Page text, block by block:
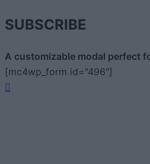
SUBSCRIBE
A customizable modal perfect
[mc4wp_form id="496"]